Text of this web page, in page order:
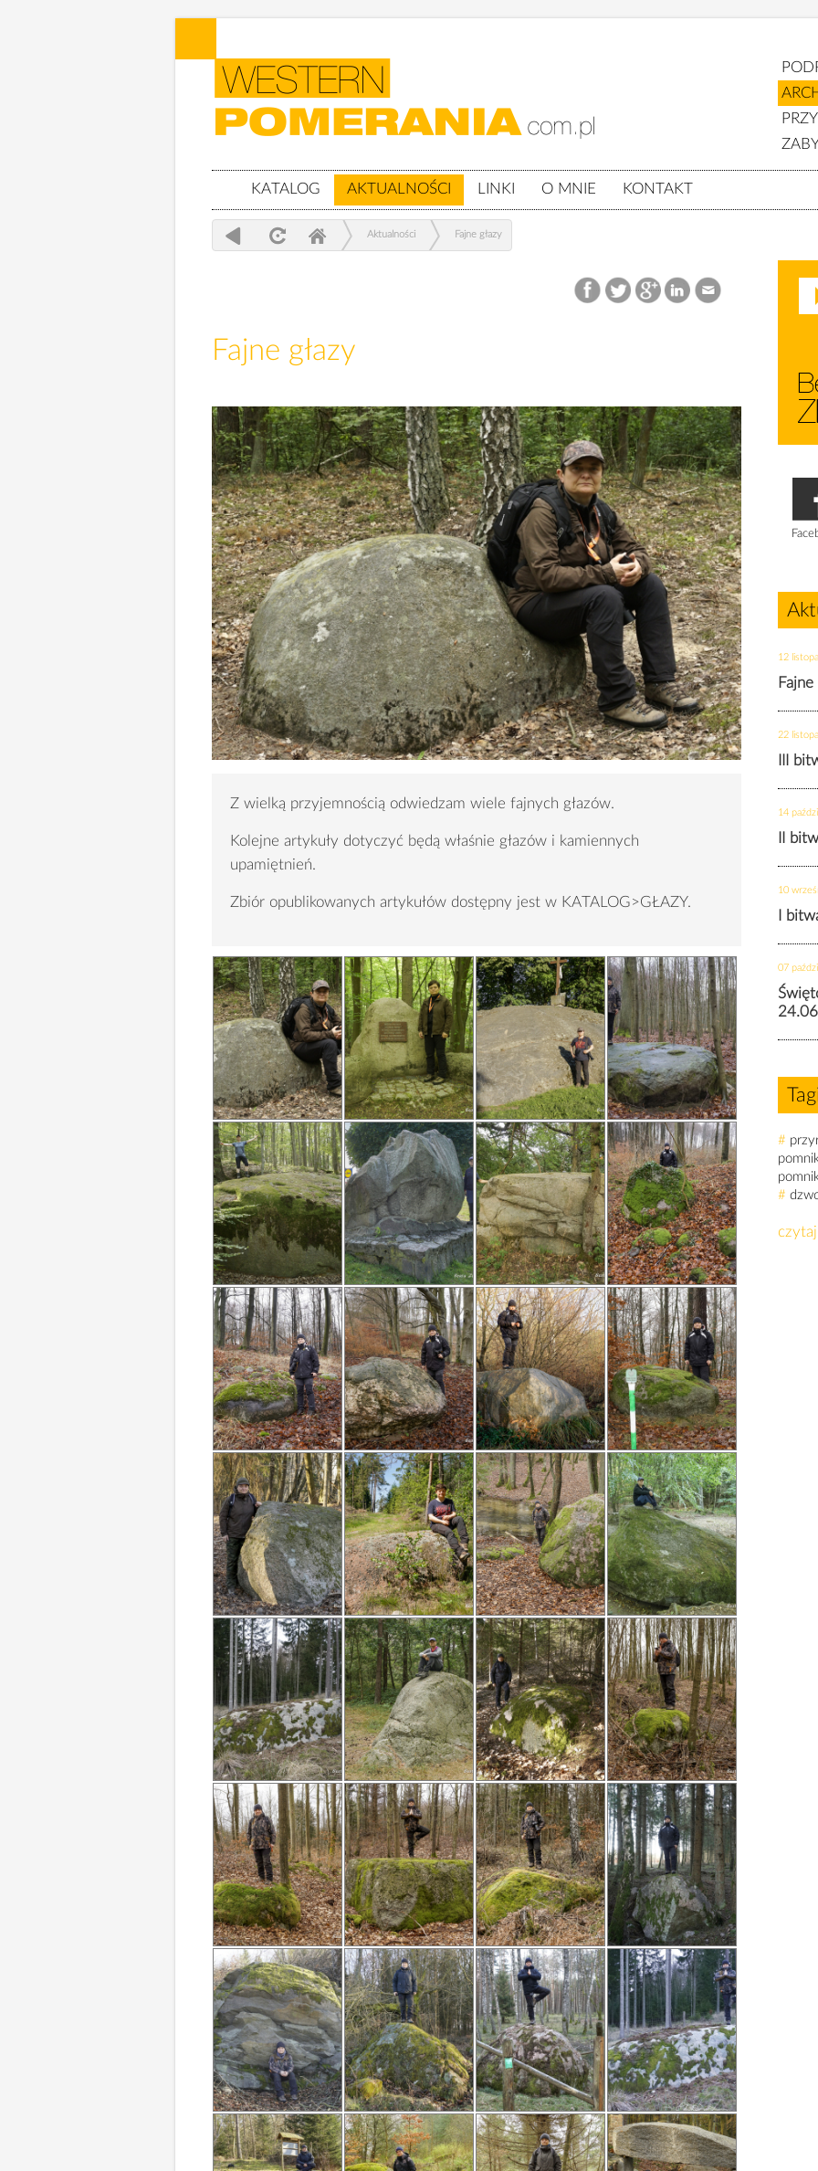
KATALOG AKTUALNOŚCI LINKI O MNIE KONTAKT
Aktualności Fajne głazy
Fajne głazy
Z wielką przyjemnością odwiedzam wiele fajnych głazów.
Kolejne artykuły dotyczyć będą właśnie głazów i kamiennych
upamiętnień.
Zbiór opublikowanych artykułów dostępny jest w KATALOG>GŁAZY.
12
Fajne
22
III
14
II
10
I
07
#
#